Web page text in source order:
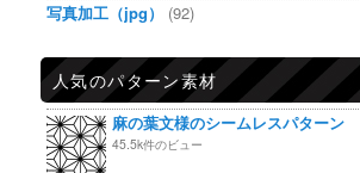
写真加工（jpg）
(92)
人気のパターン素材
麻の葉文様のシームレスパターン
45.5k件のビュー